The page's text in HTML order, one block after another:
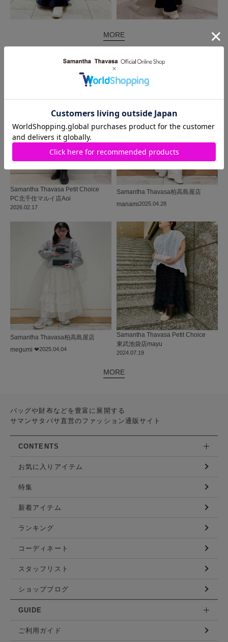
MORE
同じ商品を使った コーディネート
2026.02.17
Samantha Thavasa Petit Choice
PC北千住マルイ店Aoi
2025.04.28
Samantha Thavasa柏高島屋店
manami
2025.04.04
Samantha Thavasa柏高島屋店
megumi ❤︎
2024.07.19
Samantha Thavasa Petit Choice
東武池袋店mayu
MORE
バッグや財布などを豊富に展開する
サマンサタバサ直営のファッション通販サイト
CONTENTS
お気に入りアイテム
特集
新着アイテム
ランキング
コーディネート
スタッフリスト
ショップブログ
GUIDE
ご利用ガイド